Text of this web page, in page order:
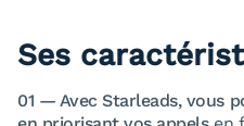
Ses
01 — Avec Starleads, vous